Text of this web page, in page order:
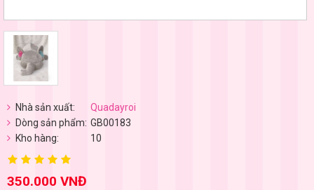
Nhà sản xuất:
Quadayroi
Dòng sản phẩm: GB00183
Kho hàng:
10
350.000 VNĐ